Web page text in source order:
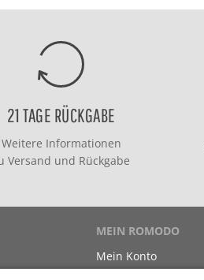
21 TAGE RÜCKGABE
Weitere Informationen
Versand und Rückgabe
MEIN ROMODO
Mein Konto